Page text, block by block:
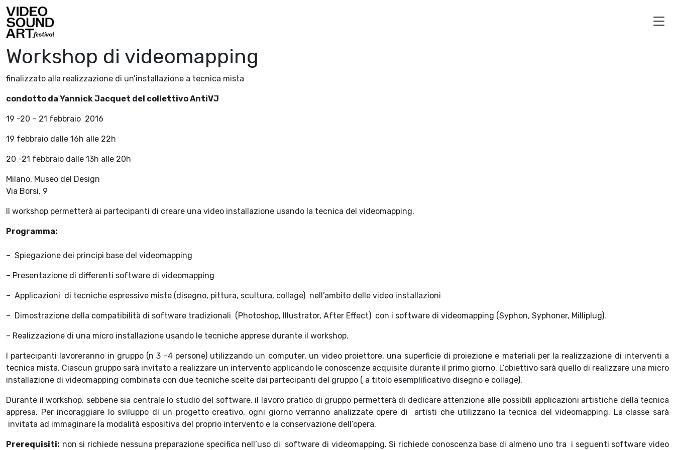
Vai al contenuto
Video Sound Art
Workshop di videomapping
finalizzato alla realizzazione di un’installazione a tecnica mista
condotto da Yannick Jacquet del collettivo AntiVJ
19 -20 – 21 febbraio 2016
19 febbraio dalle 16h alle 22h
20 -21 febbraio dalle 13h alle 20h
Milano, Museo del Design
Via Borsi, 9
Il workshop permetterà ai partecipanti di creare una video installazione usando la tecnica del videomapping.
Programma:
– Spiegazione dei principi base del videomapping
– Presentazione di differenti software di videomapping
– Applicazioni di tecniche espressive miste (disegno, pittura, scultura, collage) nell’ambito delle video installazioni
– Dimostrazione della compatibilità di software tradizionali (Photoshop, Illustrator, After Effect) con i software di videomapping (Syphon, Syphoner, Milliplug).
– Realizzazione di una micro installazione usando le tecniche apprese durante il workshop.
I partecipanti lavoreranno in gruppo (n 3 -4 persone) utilizzando un computer, un video proiettore, una superficie di proiezione e materiali per la realizzazione di interventi a
tecnica mista. Ciascun gruppo sarà invitato a realizzare un intervento applicando le conoscenze acquisite durante il primo giorno. L’obiettivo sarà quello di realizzare una micro
installazione di videomapping combinata con due tecniche scelte dai partecipanti del gruppo ( a titolo esemplificativo disegno e collage).
Durante il workshop, sebbene sia centrale lo studio del software, il lavoro pratico di gruppo permetterà di dedicare attenzione alle possibili applicazioni artistiche della tecnica
appresa. Per incoraggiare lo sviluppo di un progetto creativo, ogni giorno verranno analizzate opere di artisti che utilizzano la tecnica del videomapping. La classe sarà
invitata ad immaginare la modalità espositiva del proprio intervento e la conservazione dell’opera.
Prerequisiti: non si richiede nessuna preparazione specifica nell’uso di software di videomapping. Si richiede conoscenza base di almeno uno tra i seguenti software video